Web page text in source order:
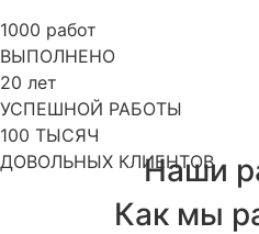
1000 работ
ВЫПОЛНЕНО
20 лет
УСПЕШНОЙ РАБОТЫ
100 ТЫСЯЧ
ДОВОЛЬНЫХ КЛИЕНТОВ
Наши
Как мы